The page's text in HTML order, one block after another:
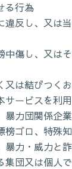
る行為
違反し、又は
中傷し、又は
又は結びつく
サービスを利
暴力団関係企
榜ゴロ、特殊
暴力・威力と
集団又は個人